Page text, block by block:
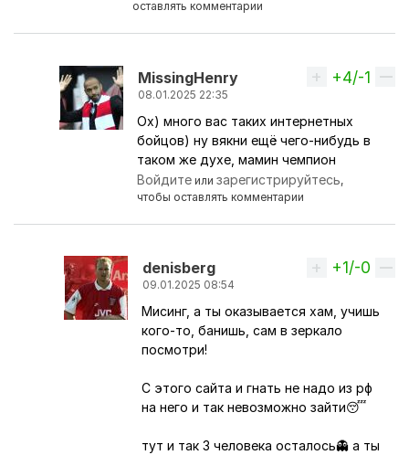
оставлять комментарии
MissingHenry
08.01.2025 22:35
Ответ на комментарий пользователяБла
Вверх
+4/-1
Ох) много вас таких интернетных
бойцов) ну вякни ещё чего-нибудь в
таком же духе, мамин чемпион
Войдите илизарегистрируйтесь,
чтобы оставлять комментарии
denisberg
09.01.2025 08:54
Ответ на комментарий пользователя
Вверх
+1/-0
Мисинг, а ты оказывается хам, учишь
кого-то, банишь, сам в зеркало
посмотри!
С этого сайта и гнать не надо из рф
на него и так невозможно зайти😴
тут и так 3 человека осталось👻 а ты